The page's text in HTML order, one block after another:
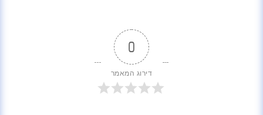
0
דירוג המאמר